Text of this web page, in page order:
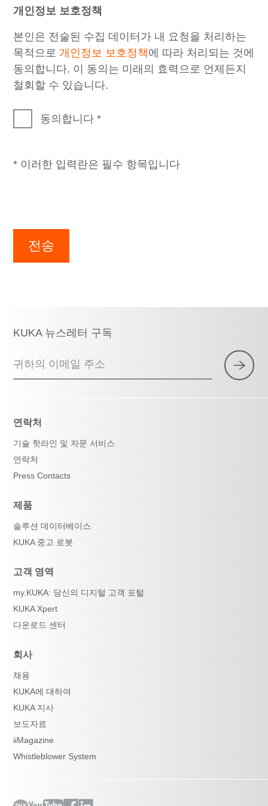
개인정보 보호정책
본인은 전술된 수집 데이터가 내 요청을 처리하는
목적으로개인정보 보호정책에 따라 처리되는 것에
동의합니다. 이 동의는 미래의 효력으로 언제든지
철회할 수 있습니다.
동의합니다
* 이러한 입력란은 필수 항목입니다
전송
KUKA 뉴스레터 구독
귀하의 이메일 주소
연락처
기술 핫라인 및 자문 서비스
연락처
Press Contacts
제품
솔루션 데이터베이스
KUKA 중고 로봇
고객 영역
my.KUKA: 당신의 디지털 고객 포털
KUKA Xpert
다운로드 센터
회사
채용
KUKA에 대하여
KUKA 지사
보도자료
iiMagazine
Whistleblower System